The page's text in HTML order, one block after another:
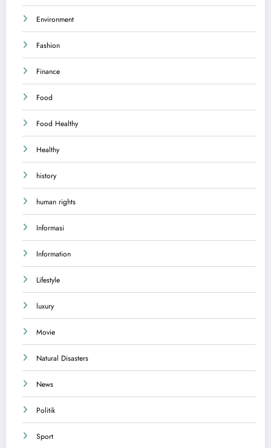
Environment
Fashion
Finance
Food
Food Healthy
Healthy
history
human rights
Informasi
Information
Lifestyle
luxury
Movie
Natural Disasters
News
Politik
Sport